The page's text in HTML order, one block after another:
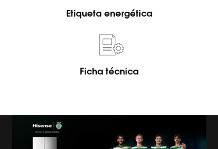
Etiqueta energética
Ficha técnica